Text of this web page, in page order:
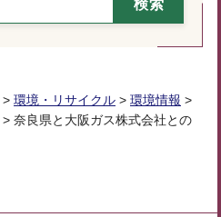
> 環境・リサイクル > 環境情報 >
> 奈良県と大阪ガス株式会社との